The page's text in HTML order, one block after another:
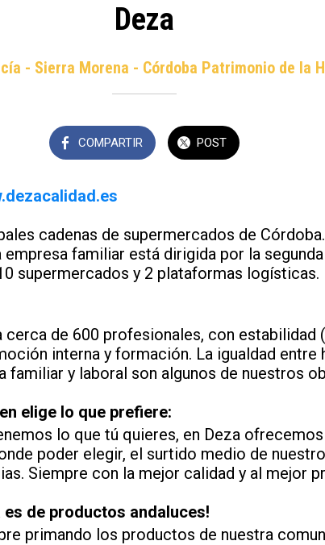
Deza
- Sierra Morena - Córdoba Patrimonio de la
COMPARTIR POST
cadenas de supermercados de
familiar está dirigida por la
supermercados y 2 plataformas logísticas.
cerca de 600 profesionales, con estabilidad
interna y formación. La igualdad entre
familiar y laboral son algunos de nuestros
elige lo que prefiere:
lo que tú quieres, en Deza
poder elegir, el surtido medio de
Siempre con la mejor calidad y al mejor
es de productos andaluces!
primando los productos de nuestra